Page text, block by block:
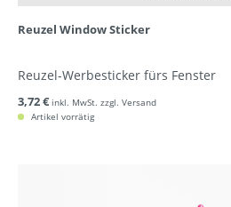
Reuzel Window Sticker
Reuzel-Werbesticker fürs Fenster
3,72 € inkl. MwSt. zzgl. Versand
Artikel vorrätig